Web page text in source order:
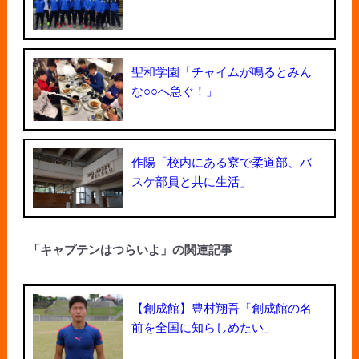
聖和学園「チャイムが鳴るとみん
な○○へ急ぐ！」
作陽「校内にある寮で柔道部、バ
スケ部員と共に生活」
「キャプテンはつらいよ」の関連記事
【創成館】豊村翔吾「創成館の名
前を全国に知らしめたい」